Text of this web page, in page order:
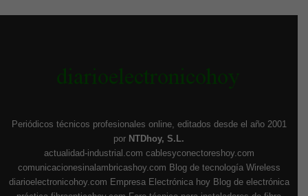
Periódicos técnicos profesionales online, editados desde el año 2001
por NTDhoy, S.L.
actualidad-industrial.com cablesyconectoreshoy.com
comunicacionesinalambricashoy.com Blog de tecnología Wireless
diarioelectronicohoy.com Empresa Electrónica hoy Blog de electrónica